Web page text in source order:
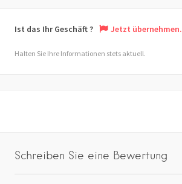
Ist das Ihr Geschäft ? Jetzt übernehmen.
Halten Sie Ihre Informationen stets aktuell.
Schreiben Sie eine Bewertung